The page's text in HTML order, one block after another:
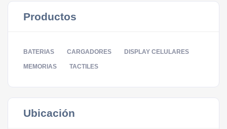
Productos
BATERIAS CARGADORES DISPLAY CELULARES
MEMORIAS TACTILES
Ubicación